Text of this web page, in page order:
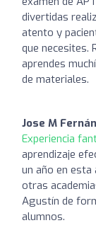
divertidas
atento y
que necesites.
aprendes
de materiales.
Jose M
Experiencia
aprendizaje
un año en
otras
Agustín de
alumnos.